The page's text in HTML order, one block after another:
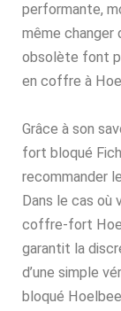
performante,
même
obsolète font
en coffre à
Grâce à son
fort bloqué
recommander
Dans le cas où
coffre-fort
garantit la
d’une simple
bloqué